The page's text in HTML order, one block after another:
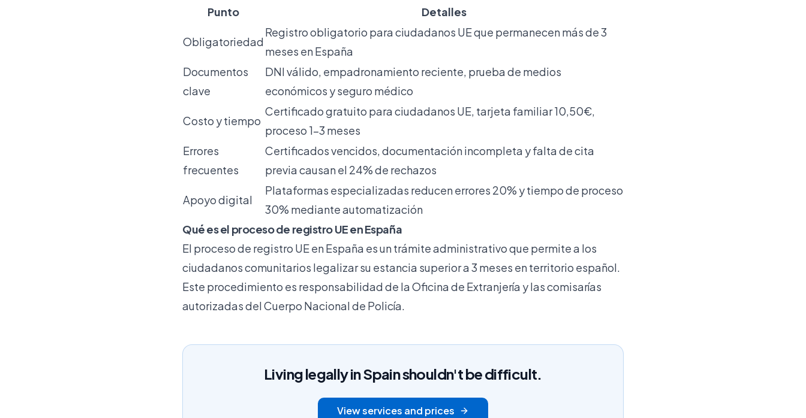
Punto
Detalles
Obligatoriedad
Registro obligatorio para ciudadanos UE que permanecen más de 3
meses en España
Documentos
clave
DNI válido, empadronamiento reciente, prueba de medios
económicos y seguro médico
Costo y tiempo
Certificado gratuito para ciudadanos UE, tarjeta familiar 10,50€,
proceso 1-3 meses
Errores
frecuentes
Certificados vencidos, documentación incompleta y falta de cita
previa causan el 24% de rechazos
Apoyo digital
Plataformas especializadas reducen errores 20% y tiempo de proceso
30% mediante automatización
Qué es el proceso de registro UE en España
El proceso de registro UE en España es un trámite administrativo que permite a los
ciudadanos comunitarios legalizar su estancia superior a 3 meses en territorio español.
Este procedimiento es responsabilidad de la Oficina de Extranjería y las comisarías
autorizadas del Cuerpo Nacional de Policía.
Living legally in Spain shouldn't be difficult.
View services and prices